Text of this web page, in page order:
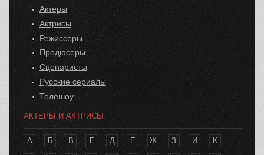
Актеры
Актрисы
Режиссеры
Продюсеры
Сценаристы
Русские сериалы
Телешоу
АКТЕРЫ И АКТРИСЫ
А Б В Г Д Е Ж З И К